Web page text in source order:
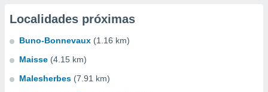
Localidades próximas
Buno-Bonnevaux (1.16 km)
Maisse (4.15 km)
Malesherbes (7.91 km)